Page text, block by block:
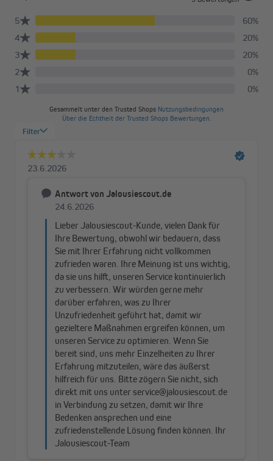
Wer neu baut oder sein Heim saniert, muss die aktuelle
Energieeinsparverordnung berücksichtigen. Ziel ist es, den
Verbrauch von Energie bei Neubauten und durch
Modernisierungsvorhaben im Bestand deutlich zu senken.
Anwendungsbereich
Die Mini-Leitrolle wird bei Vorbaurollladen / -elementen mit
Gurtbetrieb eingesetzt. Die Montage der Leitrolle erfolgt in den
Blendrahmen. Die geringe Bauhöhe macht den Einsatz bei
verdeckt liegenden Beschlägen möglich.